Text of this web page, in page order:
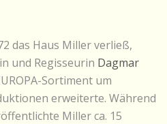
das Haus Miller verließ,
und Regisseurin Dagmar
Sortiment um
erweiterte. Während
Miller ca. 15